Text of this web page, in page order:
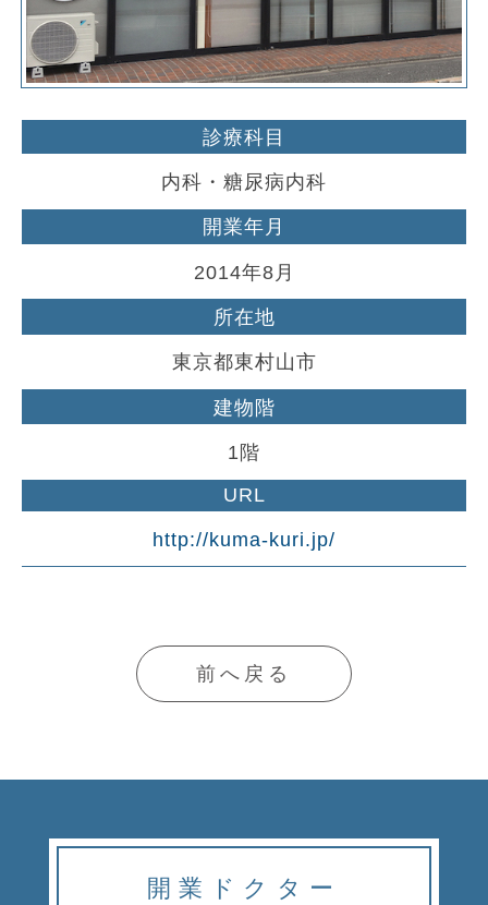
診療科目
内科・糖尿病内科
開業年月
2014年8月
所在地
東京都東村山市
建物階
1階
URL
http://kuma-kuri.jp/
前へ戻る
開業ドクター